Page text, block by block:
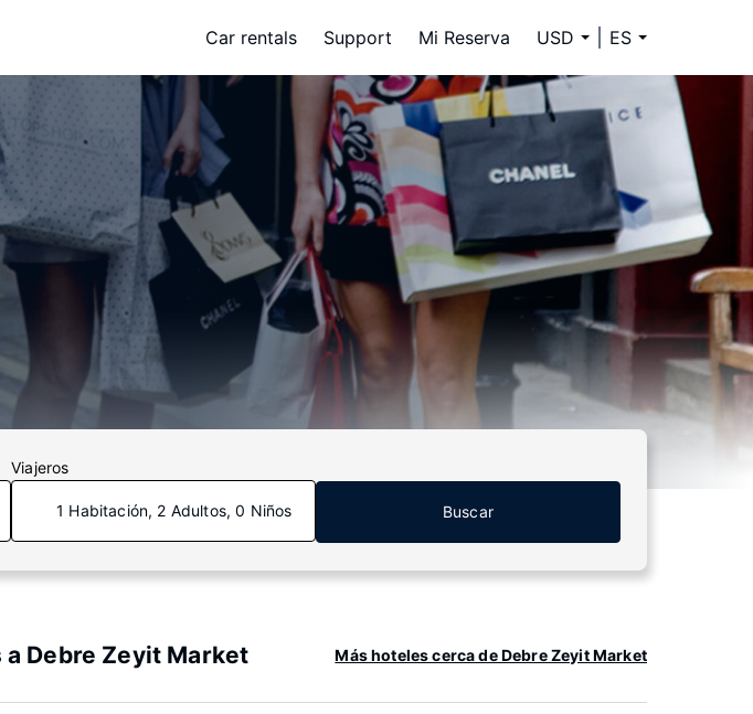
Car rentals Support Mi Reserva USD ES
Viajeros
1 Habitación, 2 Adultos, 0 Niños Buscar
Debre Zeyit Market Más hoteles cerca de Debre Zeyit Market